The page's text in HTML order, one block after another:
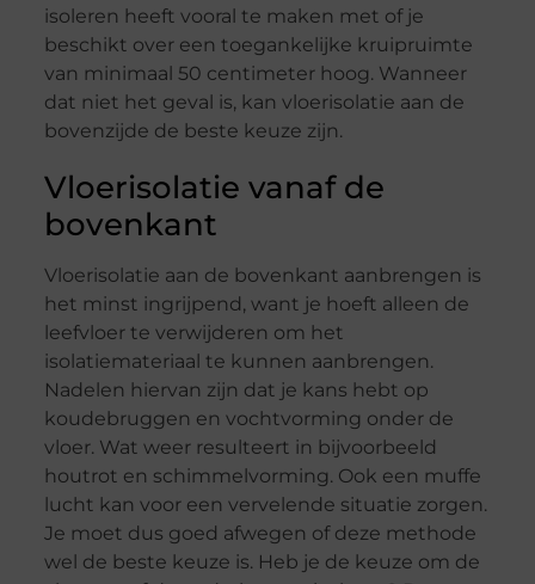
isoleren heeft vooral te maken met of je
beschikt over een toegankelijke kruipruimte
van minimaal 50 centimeter hoog. Wanneer
dat niet het geval is, kan vloerisolatie aan de
bovenzijde de beste keuze zijn.
Vloerisolatie vanaf de
bovenkant
Vloerisolatie aan de bovenkant aanbrengen is
het minst ingrijpend, want je hoeft alleen de
leefvloer te verwijderen om het
isolatiemateriaal te kunnen aanbrengen.
Nadelen hiervan zijn dat je kans hebt op
koudebruggen en vochtvorming onder de
vloer. Wat weer resulteert in bijvoorbeeld
houtrot en schimmelvorming. Ook een muffe
lucht kan voor een vervelende situatie zorgen.
Je moet dus goed afwegen of deze methode
wel de beste keuze is. Heb je de keuze om de